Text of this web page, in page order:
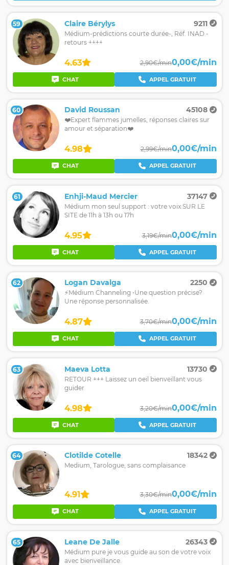
59 Claire Bérylys 9211
Médium-prédictions courte durée-, Réf. INAD -
retours ++++
4.63 2,90€/min0,00€/min
CHAT APPEL GRATUIT
60 David Roussan 45108
❤️Expert flammes jumelles, réponses claires sur
amour et séparation❤️
4.98 2,99€/min0,00€/min
CHAT APPEL GRATUIT
61 Enhji-Maud Mercier 37147
Médium mon seul support : votre voix SUR LE
SITE de 11h à 13h ou 17h
4.95 3,19€/min0,00€/min
CHAT APPEL GRATUIT
62 Logan Davalga 2250
⚡️Médium Channeling •Une question précise?
Une réponse personnalisée.
4.87 3,70€/min0,00€/min
CHAT APPEL GRATUIT
63 Maeva Lotta 13730
RETOUR +++ Laissez un oeil bienveillant vous
guider
4.98 3,20€/min0,00€/min
CHAT APPEL GRATUIT
64 Clotilde Cotelle 18342
Medium, Tarologue, sans complaisance
4.91 3,30€/min0,00€/min
CHAT APPEL GRATUIT
65 Leane De Jalle 26343
Médium pure je vous guide au son de votre voix
avec bienveillance.